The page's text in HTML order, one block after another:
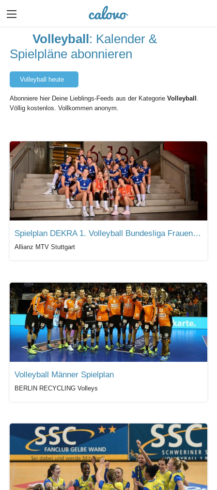
Volleyball: Kalender &
Spielpläne abonnieren
Volleyball heute
Abonniere hier Deine Lieblings-Feeds aus der Kategorie Volleyball
Völlig kostenlos. Vollkommen anonym.
Spielplan DEKRA 1. Volleyball Bundesliga Frauen + Pokal + CEV + Testspiele
Allianz MTV Stuttgart
Volleyball Männer Spielplan
BERLIN RECYCLING Volleys